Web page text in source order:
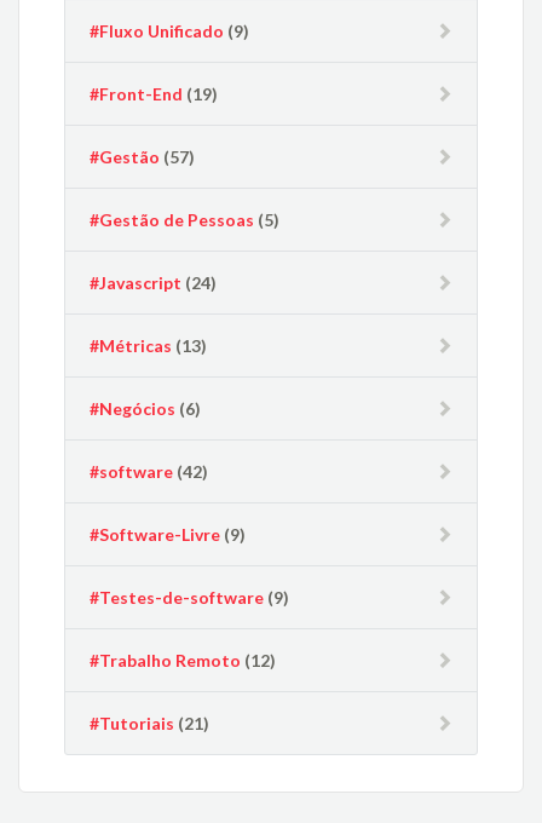
#Fluxo Unificado (9)
#Front-End (19)
#Gestão (57)
#Gestão de Pessoas (5)
#Javascript (24)
#Métricas (13)
#Negócios (6)
#software (42)
#Software-Livre (9)
#Testes-de-software (9)
#Trabalho Remoto (12)
#Tutoriais (21)